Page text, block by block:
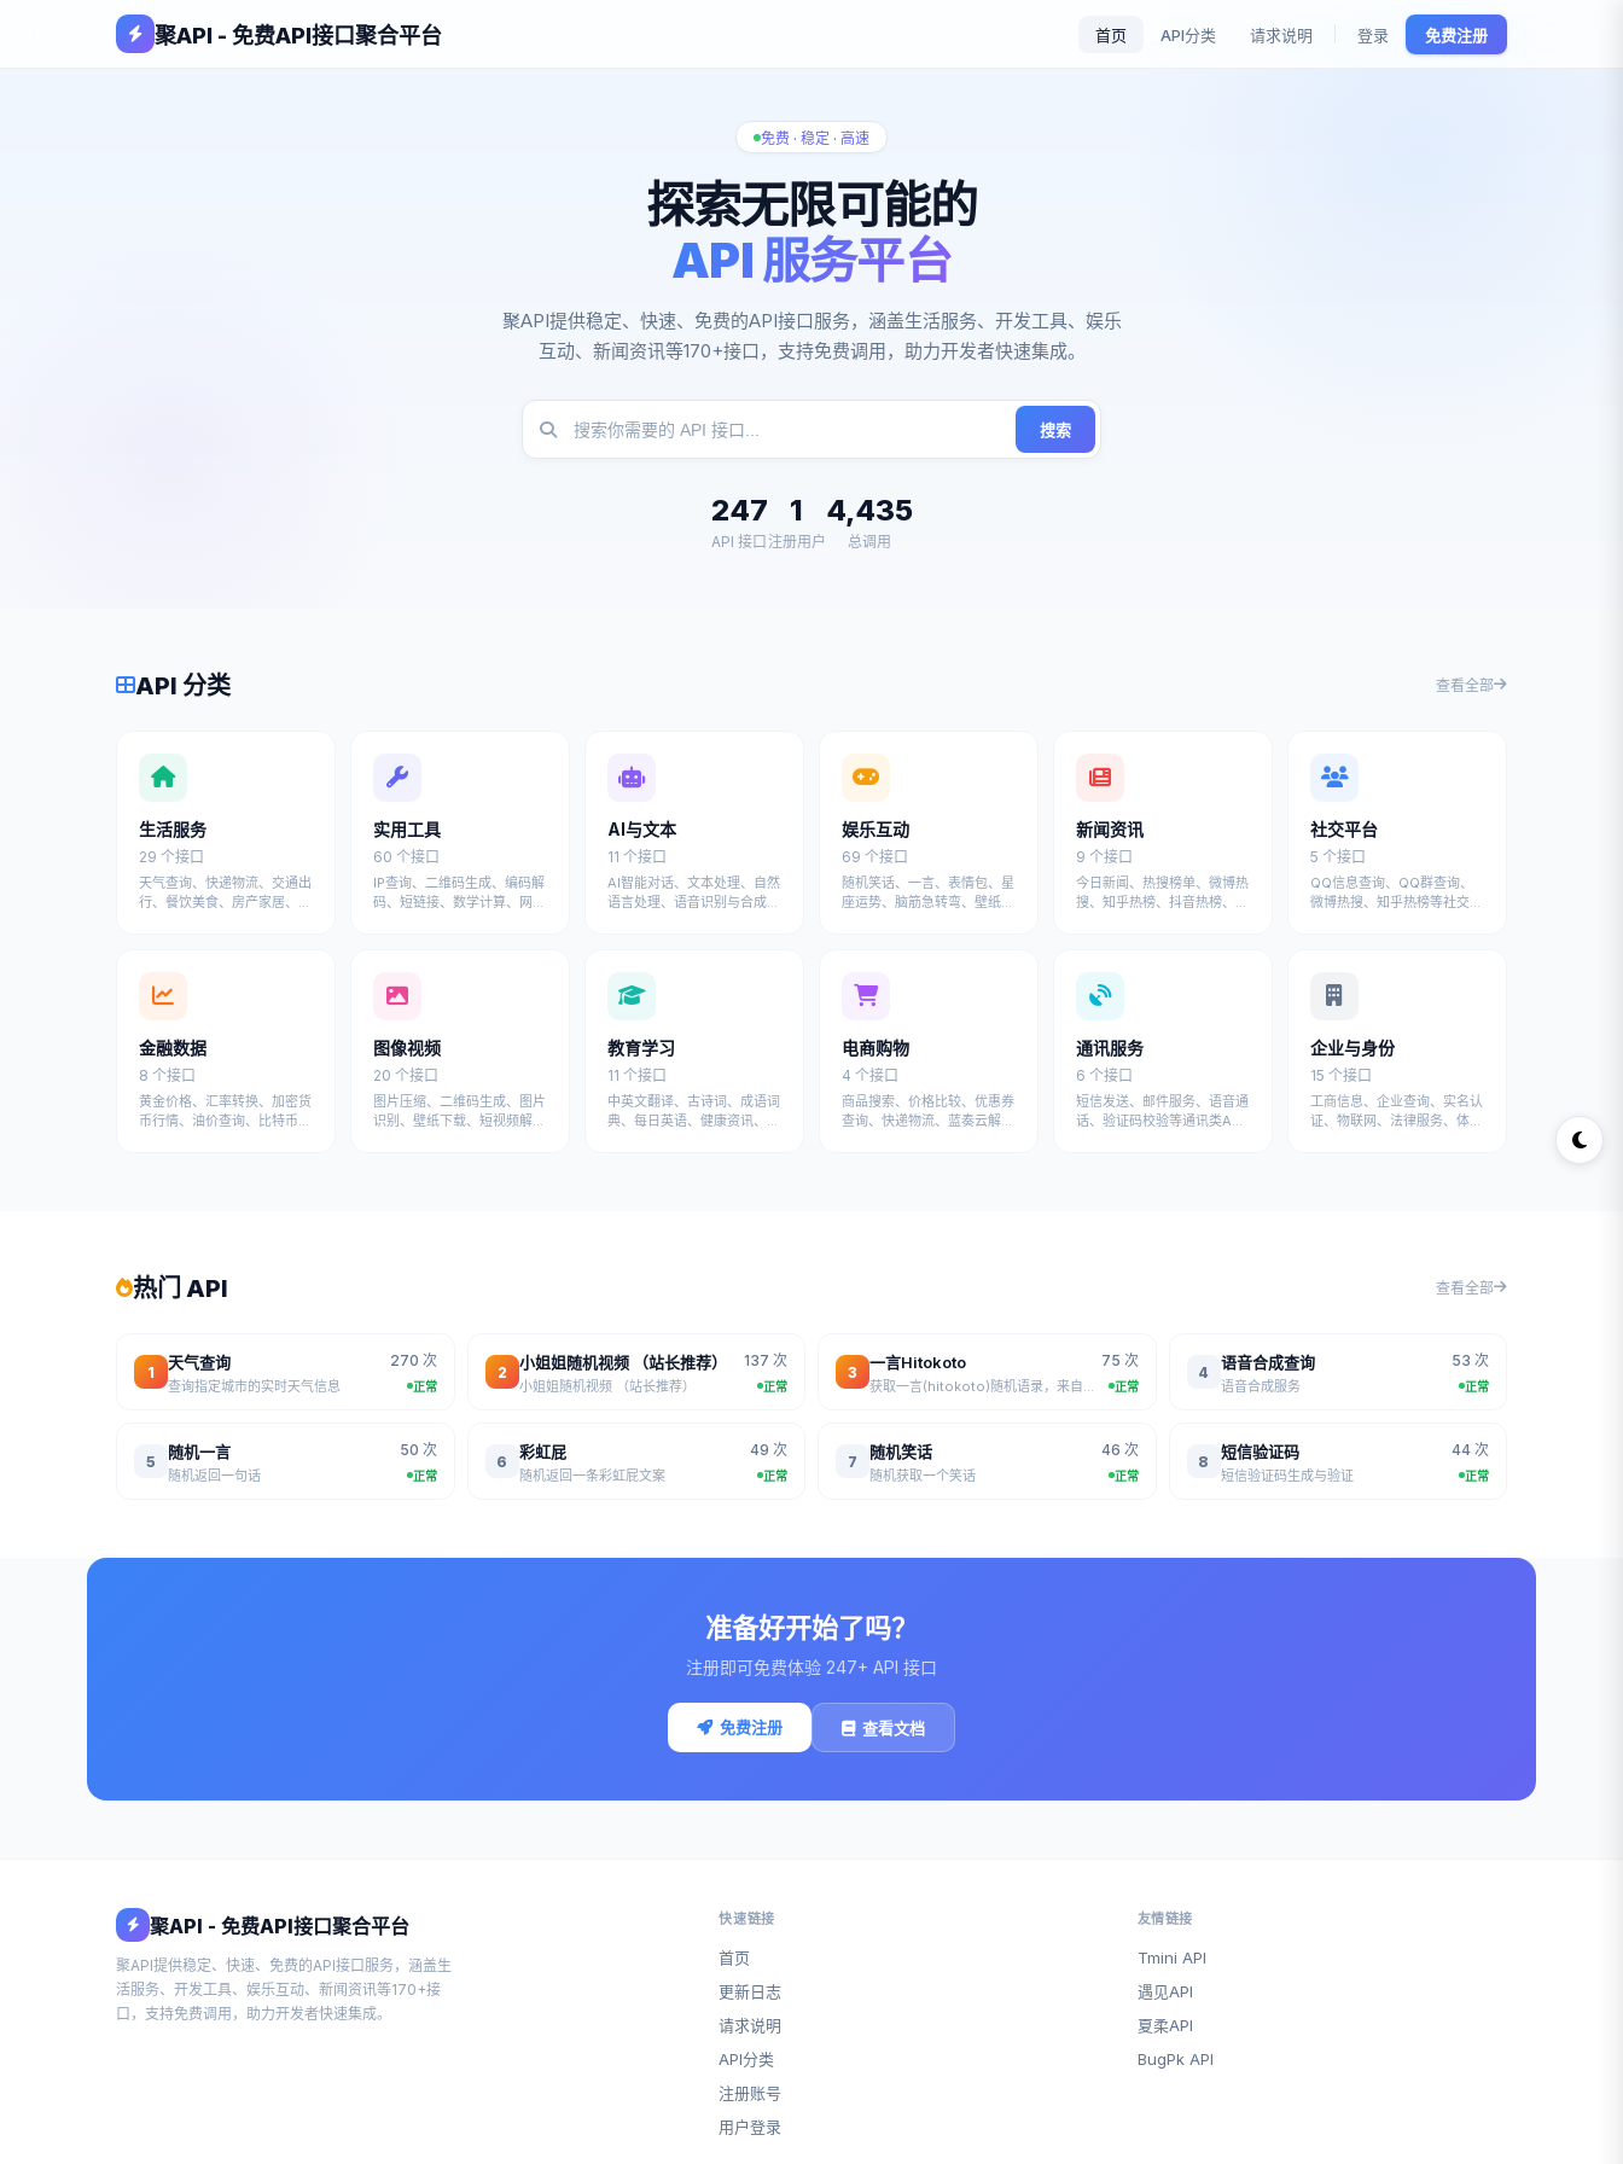
聚API - 免费API接口聚合平台 首页 API分类 请求说明 登录 免费注册
免费 · 稳定 · 高速
探索无限可能的
API 服务平台
聚API提供稳定、快速、免费的API接口服务，涵盖生活服务、开发工具、娱乐
互动、新闻资讯等170+接口，支持免费调用，助力开发者快速集成。
搜索
247
API 接口
1
注册用户
4,435
总调用
API 分类 查看全部
生活服务
29 个接口
天气查询、快递物流、交通出
行、餐饮美食、房产家居、宠
实用工具
60 个接口
IP查询、二维码生成、编码解
码、短链接、数学计算、网络
AI与文本
11 个接口
AI智能对话、文本处理、自然
语言处理、语音识别与合成等
娱乐互动
69 个接口
随机笑话、一言、表情包、星
座运势、脑筋急转弯、壁纸图
新闻资讯
9 个接口
今日新闻、热搜榜单、微博热
搜、知乎热榜、抖音热榜、百
社交平台
5 个接口
QQ信息查询、QQ群查询、
微博热搜、知乎热榜等社交平
金融数据
8 个接口
黄金价格、汇率转换、加密货
币行情、油价查询、比特币等
图像视频
20 个接口
图片压缩、二维码生成、图片
识别、壁纸下载、短视频解
教育学习
11 个接口
中英文翻译、古诗词、成语词
典、每日英语、健康资讯、医
电商购物
4 个接口
商品搜索、价格比较、优惠券
查询、快递物流、蓝奏云解析
通讯服务
6 个接口
短信发送、邮件服务、语音通
话、验证码校验等通讯类API
企业与身份
15 个接口
工商信息、企业查询、实名认
证、物联网、法律服务、体育
热门 API 查看全部
1
天气查询
查询指定城市的实时天气信息
270 次
正常
2
小姐姐随机视频 （站长推荐）
小姐姐随机视频 （站长推荐）
137 次
正常
3
一言Hitokoto 75 次
正常
4
语音合成查询
语音合成服务
53 次
正常
5
随机一言
随机返回一句话
50 次
正常
6
彩虹屁
随机返回一条彩虹屁文案
49 次
正常
7
随机笑话
随机获取一个笑话
46 次
正常
8
短信验证码
短信验证码生成与验证
44 次
正常
准备好开始了吗？
注册即可免费体验 247+ API 接口
免费注册 查看文档
聚API - 免费API接口聚合平台
聚API提供稳定、快速、免费的API接口服务，涵盖生
活服务、开发工具、娱乐互动、新闻资讯等170+接
口，支持免费调用，助力开发者快速集成。
快速链接
首页
更新日志
请求说明
API分类
注册账号
用户登录
友情链接
Tmini API
遇见API
夏柔API
BugPk API